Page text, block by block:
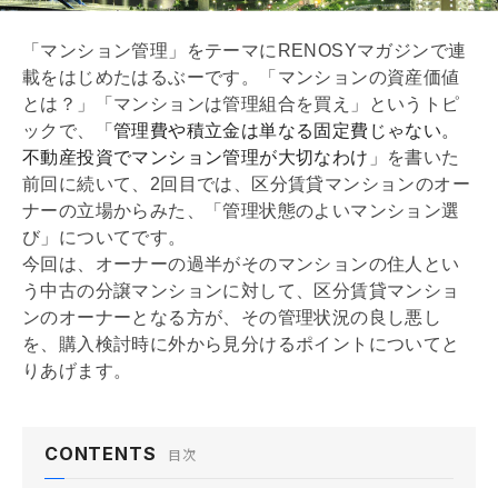
「マンション管理」をテーマにRENOSYマガジンで連
載をはじめたはるぶーです。「マンションの資産価値
とは？」「マンションは管理組合を買え」というトピ
ックで、「 管理費や積立金は単なる固定費じゃない。
不動産投資でマンション管理が大切なわけ 」を書いた
前回に続いて、2回目では、区分賃貸マンションのオー
ナーの立場からみた、「管理状態のよいマンション選
び」についてです。
今回は、オーナーの過半がそのマンションの住人とい
う中古の分譲マンションに対して、区分賃貸マンショ
ンのオーナーとなる方が、その管理状況の良し悪し
を、購入検討時に外から見分けるポイントについてと
りあげます。
CONTENTS 目次